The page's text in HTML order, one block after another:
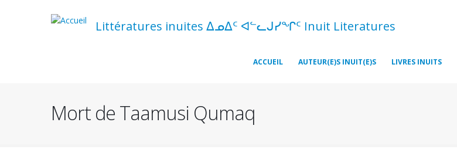
Littératures inuites ᐃᓄᐃᑦ ᐊᓪᓚᒍᓯᖏᑦ Inuit Literatures
ACCUEIL AUTEUR(E)S INUIT(E)S LIVRES INUITS
Mort de Taamusi Qumaq